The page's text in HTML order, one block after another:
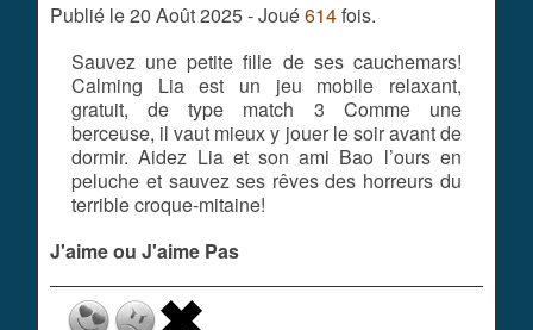
Publié le 20 Août 2025 - Joué614fois.
Sauvez une petite fille de ses cauchemars!
Calming Lia est un jeu mobile relaxant,
gratuit, de type match 3 Comme une
berceuse, il vaut mieux y jouer le soir avant de
dormir. Aidez Lia et son ami Bao l’ours en
peluche et sauvez ses rêves des horreurs du
terrible croque-mitaine!
J'aime ou J'aime Pas